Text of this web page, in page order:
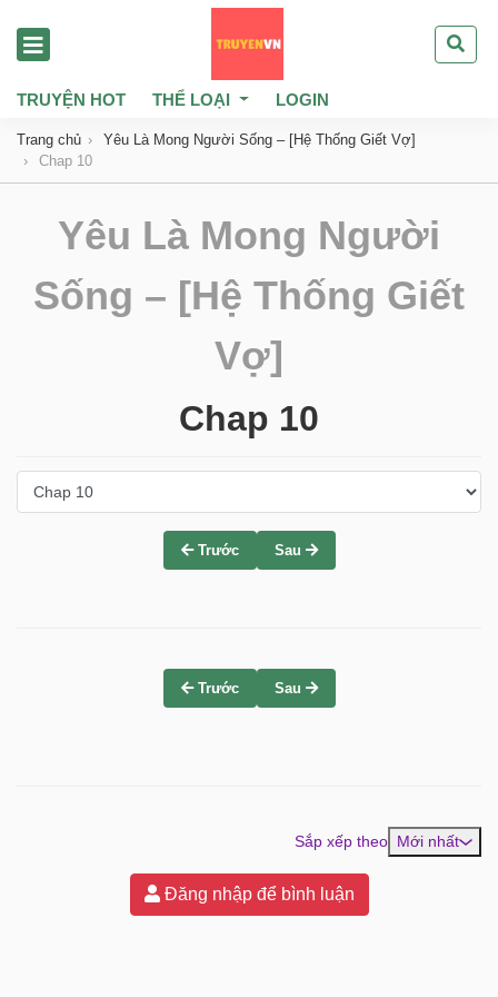
TRUYỆN HOT THỂ LOẠI LOGIN
Trang chủ
Yêu Là Mong Người Sống – [Hệ Thống Giết Vợ]
Chap 10
Yêu Là Mong Người
Sống – [Hệ Thống Giết
Vợ]
Chap 10
Trước Sau
Trước Sau
Sắp xếp theo Mới nhất
Đăng nhập để bình luận